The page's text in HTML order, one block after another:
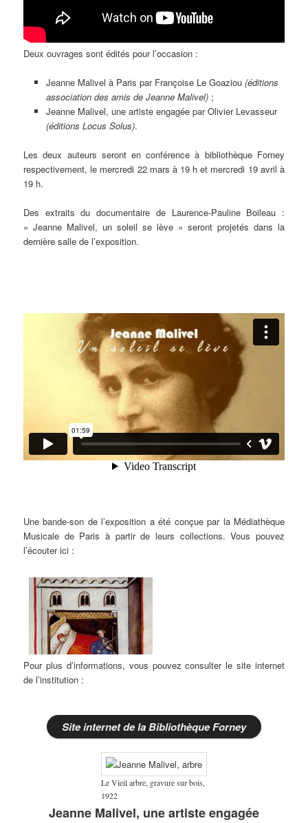
Deux ouvrages sont édités pour l’occasion :
Jeanne Malivel à Paris par Françoise Le Goaziou (éditions
association des amis de Jeanne Malivel);
Jeanne Malivel, une artiste engagée par Olivier Levasseur
(éditions Locus Solus).
Les deux auteurs seront en conférence à bibliothèque Forney
respectivement, le mercredi 22 mars à 19 h et mercredi 19 avril à
19 h.
Des extraits du documentaire de Laurence-Pauline Boileau :
« Jeanne Malivel, un soleil se lève » seront projetés dans la
dernière salle de l’exposition.
Une bande-son de l’exposition a été conçue par la Médiathèque
Musicale de Paris à partir de leurs collections. Vous pouvez
l’écouter ici :
Pour plus d’informations, vous pouvez consulter le site internet
de l’institution :
Site internet de la Bibliothèque Forney
Le Vieil arbre, gravure sur bois,
1922
Jeanne Malivel, une artiste engagée